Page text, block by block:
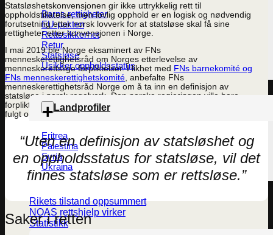
Barns rettigheter
EU-pakten
Rettssikkerhet
Retur
Statsløse
Usikker oppholdsstatus
Landprofiler
Eritrea
Palestina
Syria
Ukraina
Rikets tilstand oppsummert
NOAS rettshjelp virker
Statistikk
Statsløshetskonvensjonen gir ikke uttrykkelig rett til
oppholdstillatelse, men lovlig opphold er en logisk og nødvendig
forutsetning etter norsk lovverk for at statsløse skal få sine
rettigheter etter konvensjonen i Norge.
I mai 2019 ble Norge eksaminert av FNs
menneskerettighetsråd om Norges etterlevelse av
menneskerettslige forpliktelser. I likhet med FNs barnekomité og
FNs menneskerettighetskomité, anbefalte FNs
menneskerettighetsråd Norge om å ta inn en definisjon av
statsløse i norsk regelverk. Den norske regjeringen ville bare
forplikte seg til å vurdere spørsmålet. Så langt har det ikke blitt
fulgt opp.
“Uten en definisjon av statsløshet og
en oppholdsstatus for statsløse, vil det
finnes statsløse som er rettsløse.”
Saker i retten